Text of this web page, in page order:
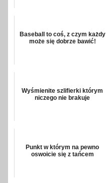
Baseball to coś, z czym każdy
może się dobrze bawić!
Wyśmienite szlifierki którym
niczego nie brakuje
Punkt w którym na pewno
oswoicie się z tańcem